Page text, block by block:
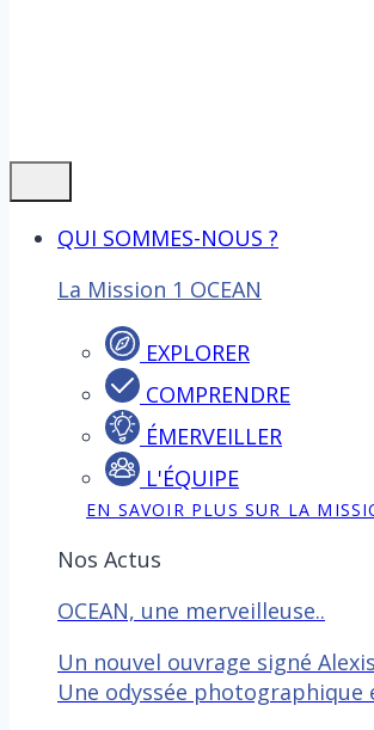
QUI SOMMES-NOUS ?
La Mission 1 OCEAN
EXPLORER
COMPRENDRE
ÉMERVEILLER
L'ÉQUIPE
EN SAVOIR PLUS SUR LA
Nos Actus
OCEAN, une merveilleuse..
Un nouvel ouvrage signé
Une odyssée photographique